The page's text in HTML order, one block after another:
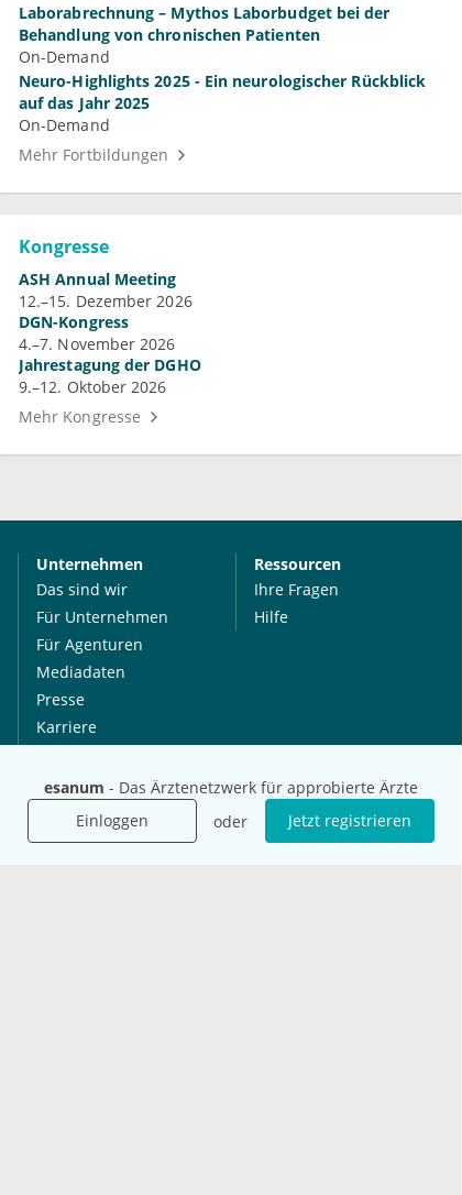
esanum - Das Ärztenetzwerk für approbierte Ärzte
Einloggen
oder Jetzt registrieren
Laborabrechnung – Mythos Laborbudget bei der
Behandlung von chronischen Patienten
On-Demand
Neuro-Highlights 2025 - Ein neurologischer Rückblick
auf das Jahr 2025
On-Demand
Mehr Fortbildungen
Kongresse
ASH Annual Meeting
12.–15. Dezember 2026
DGN-Kongress
4.–7. November 2026
Jahrestagung der DGHO
9.–12. Oktober 2026
Mehr Kongresse
Unternehmen
Das sind wir
Für Unternehmen
Für Agenturen
Mediadaten
Presse
Karriere
Ressourcen
Ihre Fragen
Hilfe
International
esanum.it
Social Media
Youtube